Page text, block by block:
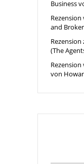
Business
and
Rezension
(The
von